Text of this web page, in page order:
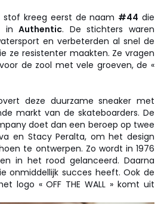
stof kreeg eerst de naam #44 die
inAuthentic. De stichters waren
en verbeterden al snel de
ze resistenter maakten. Ze vragen
de zool met vele groeven, de «
deze duurzame sneaker met
markt van de skateboarders. De
doet dan een beroep op twee
en Stacy Peralta, om het design
te ontwerpen. Zo wordt in 1976
in het rood gelanceerd. Daarna
onmiddellijk succes heeft. Ook de
logo « OFF THE WALL » komt uit